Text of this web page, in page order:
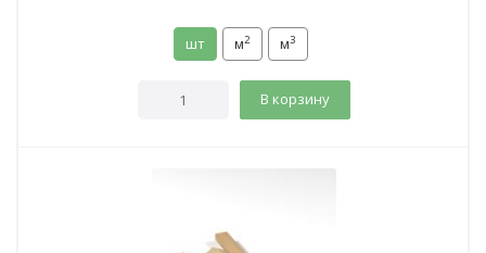
шт м2 м3
В корзину